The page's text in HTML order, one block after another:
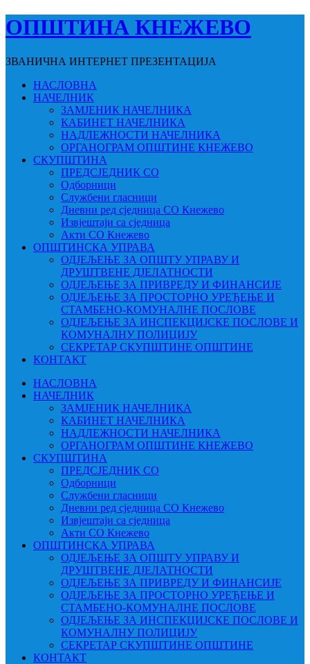
ОПШТИНА КНЕЖЕВО
ЗВАНИЧНА ИНТЕРНЕТ ПРЕЗЕНТАЦИЈА
НАСЛОВНА
НАЧЕЛНИК
ЗАМЈЕНИК НАЧЕЛНИКА
КАБИНЕТ НАЧЕЛНИКА
НАДЛЕЖНОСТИ НАЧЕЛНИКА
ОРГАНОГРАМ ОПШТИНЕ КНЕЖЕВО
СКУПШТИНА
ПРЕДСЈЕДНИК СО
Одборници
Службени гласници
Дневни ред сједница СО Кнежево
Извјештаји са сједница
Акти СО Кнежево
ОПШТИНСКА УПРАВА
ОДЈЕЉЕЊЕ ЗА ОПШТУ УПРАВУ И
ДРУШТВЕНЕ ДЈЕЛАТНОСТИ
ОДЈЕЉЕЊЕ ЗА ПРИВРЕДУ И ФИНАНСИЈЕ
ОДЈЕЉЕЊЕ ЗА ПРОСТОРНО УРЕЂЕЊЕ И
СТАМБЕНО-КОМУНАЛНЕ ПОСЛОВЕ
ОДЈЕЉЕЊЕ ЗА ИНСПЕКЦИЈСКЕ ПОСЛОВЕ И
КОМУНАЛНУ ПОЛИЦИЈУ
СЕКРЕТАР СКУПШТИНЕ ОПШТИНЕ
КОНТАКТ
НАСЛОВНА
НАЧЕЛНИК
ЗАМЈЕНИК НАЧЕЛНИКА
КАБИНЕТ НАЧЕЛНИКА
НАДЛЕЖНОСТИ НАЧЕЛНИКА
ОРГАНОГРАМ ОПШТИНЕ КНЕЖЕВО
СКУПШТИНА
ПРЕДСЈЕДНИК СО
Одборници
Службени гласници
Дневни ред сједница СО Кнежево
Извјештаји са сједница
Акти СО Кнежево
ОПШТИНСКА УПРАВА
ОДЈЕЉЕЊЕ ЗА ОПШТУ УПРАВУ И
ДРУШТВЕНЕ ДЈЕЛАТНОСТИ
ОДЈЕЉЕЊЕ ЗА ПРИВРЕДУ И ФИНАНСИЈЕ
ОДЈЕЉЕЊЕ ЗА ПРОСТОРНО УРЕЂЕЊЕ И
СТАМБЕНО-КОМУНАЛНЕ ПОСЛОВЕ
ОДЈЕЉЕЊЕ ЗА ИНСПЕКЦИЈСКЕ ПОСЛОВЕ И
КОМУНАЛНУ ПОЛИЦИЈУ
СЕКРЕТАР СКУПШТИНЕ ОПШТИНЕ
КОНТАКТ